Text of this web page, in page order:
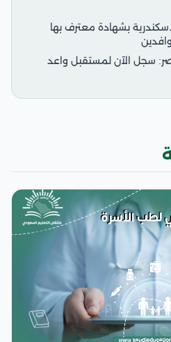
بشهادة معترف بها
سجل الآن لمستقبل واعد